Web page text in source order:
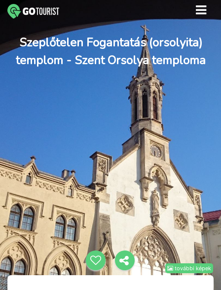
további képek
Szeplőtelen Fogantatás (orsolyita)
templom - Szent Orsolya temploma